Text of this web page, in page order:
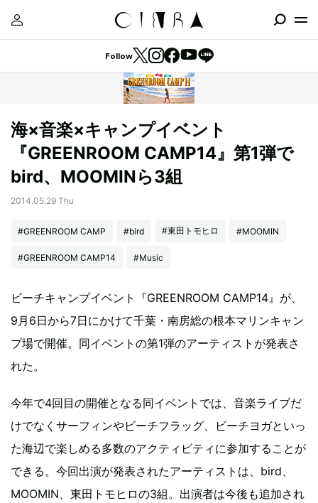
Follow
海×音楽×キャンプイベント
『GREENROOM CAMP14』第1弾で
bird、MOOMINら3組
2014.05.29 Thu
#GREENROOM CAMP #bird #東田トモヒロ #MOOMIN
#GREENROOM CAMP14 #Music
ビーチキャンプイベント『GREENROOM CAMP14』が、
9月6日から7日にかけて千葉・南房総の根本マリンキャン
プ場で開催。同イベントの第1弾のアーティストが発表さ
れた。
今年で4回目の開催となる同イベントでは、音楽ライブだ
けでなくサーフィンやビーチフラッグ、ビーチヨガといっ
た海辺で楽しめる多数のアクティビティに参加することが
できる。今回出演が発表されたアーティストは、bird、
MOOMIN、東田トモヒロの3組。出演者は今後も追加され